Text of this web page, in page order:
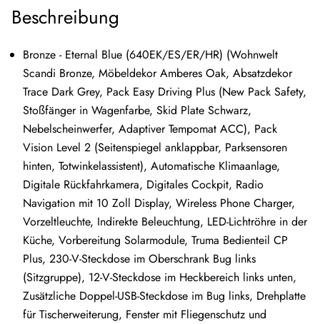
Beschreibung
Bronze - Eternal Blue (640EK/ES/ER/HR) (Wohnwelt
Scandi Bronze, Möbeldekor Amberes Oak, Absatzdekor
Trace Dark Grey, Pack Easy Driving Plus (New Pack Safety,
Stoßfänger in Wagenfarbe, Skid Plate Schwarz,
Nebelscheinwerfer, Adaptiver Tempomat ACC), Pack
Vision Level 2 (Seitenspiegel anklappbar, Parksensoren
hinten, Totwinkelassistent), Automatische Klimaanlage,
Digitale Rückfahrkamera, Digitales Cockpit, Radio
Navigation mit 10 Zoll Display, Wireless Phone Charger,
Vorzeltleuchte, Indirekte Beleuchtung, LED-Lichtröhre in der
Küche, Vorbereitung Solarmodule, Truma Bedienteil CP
Plus, 230-V-Steckdose im Oberschrank Bug links
(Sitzgruppe), 12-V-Steckdose im Heckbereich links unten,
Zusätzliche Doppel-USB-Steckdose im Bug links, Drehplatte
für Tischerweiterung, Fenster mit Fliegenschutz und